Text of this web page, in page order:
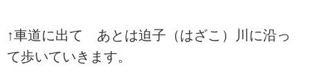
↑車道に出て あとは迫子（はざこ）川に沿っ
て歩いていきます。